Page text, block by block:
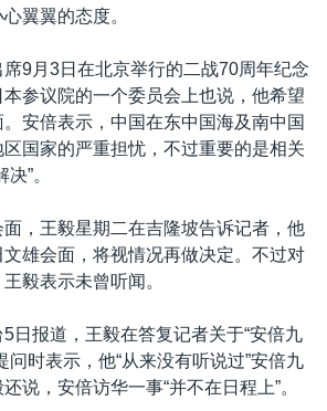
翼翼的态度。
9月3日在北京举行的二战70周年纪念
参议院的一个委员会上也说，他希望
安倍表示，中国在东中国海及南中国
国家的严重担忧，不过重要的是相关
”。
，王毅星期二在吉隆坡告诉记者，他
雄会面，将视情况再做决定。不过对
毅表示未曾听闻。
日报道，王毅在答复记者关于“安倍九
问时表示，他“从来没有听说过”安倍九
说，安倍访华一事“并不在日程上”。